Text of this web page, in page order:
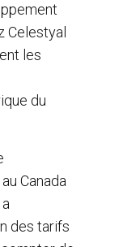
Celestyal
les
du
Canada
des tarifs